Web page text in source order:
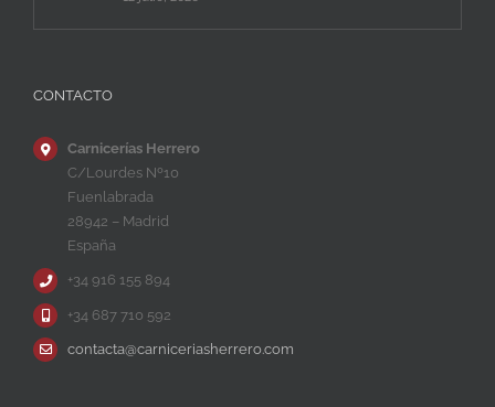
CONTACTO
Carnicerías Herrero
C/Lourdes Nº10
Fuenlabrada
28942 – Madrid
España
+34 916 155 894
+34 687 710 592
contacta@carniceriasherrero.com